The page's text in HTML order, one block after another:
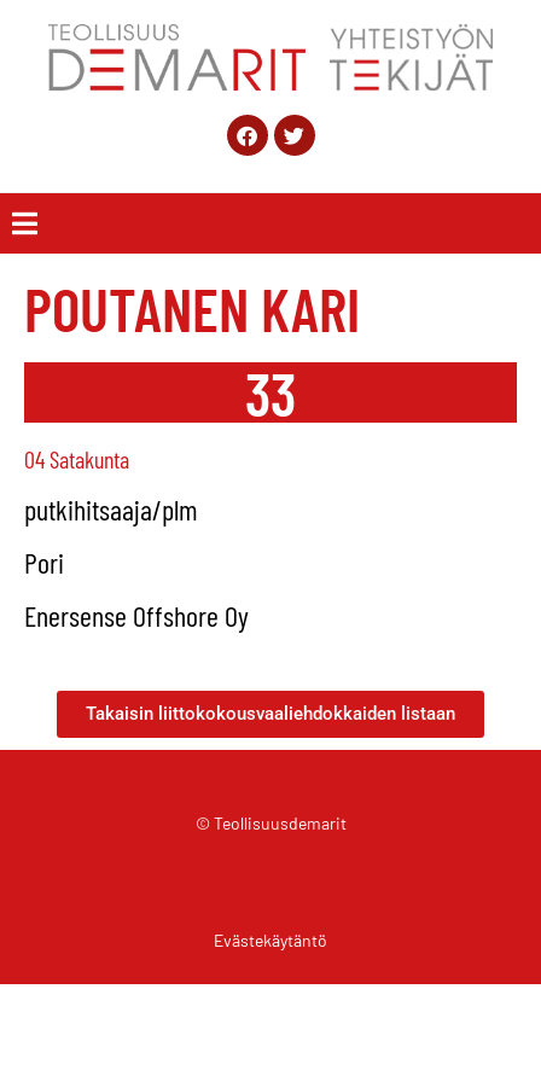
POUTANEN KARI
33
04 Satakunta
putkihitsaaja/plm
Pori
Enersense Offshore Oy
Takaisin liittokokousvaaliehdokkaiden listaan
© Teollisuusdemarit
Evästekäytäntö